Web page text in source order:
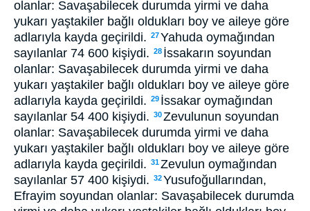
olanlar: Savaşabilecek durumda yirmi ve daha
yukarı yaştakiler bağlı oldukları boy ve aileye göre
adlarıyla kayda geçirildi. 27Yahuda oymağından
sayılanlar 74 600 kişiydi. 28 İssakarın soyundan
olanlar: Savaşabilecek durumda yirmi ve daha
yukarı yaştakiler bağlı oldukları boy ve aileye göre
adlarıyla kayda geçirildi. 29 İssakar oymağından
sayılanlar 54 400 kişiydi. 30Zevulunun soyundan
olanlar: Savaşabilecek durumda yirmi ve daha
yukarı yaştakiler bağlı oldukları boy ve aileye göre
adlarıyla kayda geçirildi. 31Zevulun oymağından
sayılanlar 57 400 kişiydi. 32Yusufoğullarından,
Efrayim soyundan olanlar: Savaşabilecek durumda